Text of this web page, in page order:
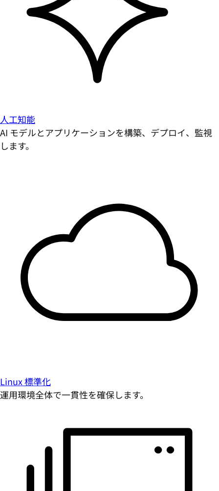
人工知能
AI モデルとアプリケーションを構築、デプロイ、監視
します。
Linux 標準化
運用環境全体で一貫性を確保します。